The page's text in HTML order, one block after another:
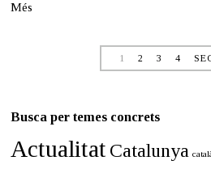
2
2
Més
1 2 3 4
Busca per temes concrets
Actualitat Catalunya